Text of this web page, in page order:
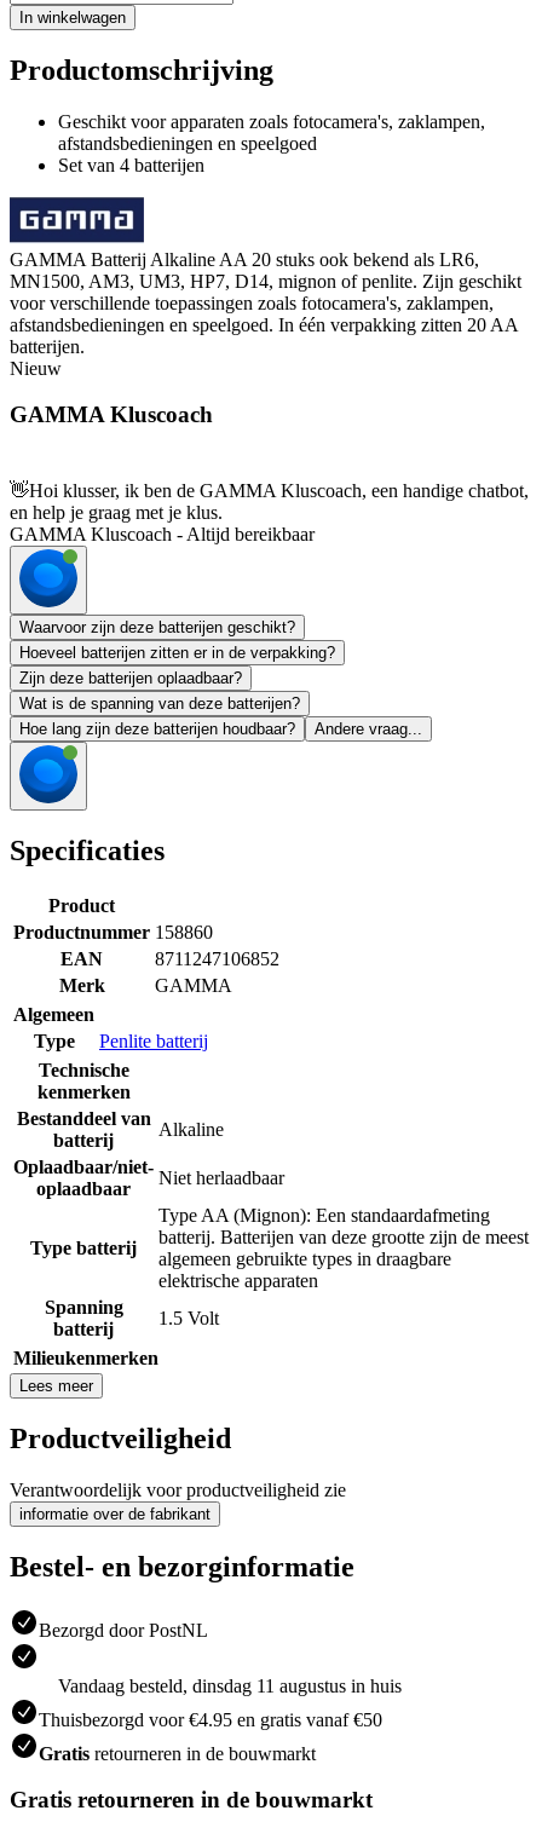
In winkelwagen
Productomschrijving
Geschikt voor apparaten zoals fotocamera's, zaklampen,
afstandsbedieningen en speelgoed
Set van 4 batterijen
GAMMA Batterij Alkaline AA 20 stuks ook bekend als LR6,
MN1500, AM3, UM3, HP7, D14, mignon of penlite. Zijn geschikt
voor verschillende toepassingen zoals fotocamera's, zaklampen,
afstandsbedieningen en speelgoed. In één verpakking zitten 20 AA
batterijen.
Nieuw
GAMMA Kluscoach
👋Hoi klusser, ik ben de GAMMA Kluscoach, een handige chatbot,
en help je graag met je klus.
GAMMA Kluscoach - Altijd bereikbaar
Waarvoor zijn deze batterijen geschikt?
Hoeveel batterijen zitten er in de verpakking?
Zijn deze batterijen oplaadbaar?
Wat is de spanning van deze batterijen?
Hoe lang zijn deze batterijen houdbaar?
Andere vraag...
Specificaties
Product
Productnummer 158860
EAN
8711247106852
Merk
GAMMA
Algemeen
Type
Penlite batterij
Technische
kenmerken
Bestanddeel van
batterij
Alkaline
Oplaadbaar/niet-
oplaadbaar
Niet herlaadbaar
Type batterij
Type AA (Mignon): Een standaardafmeting
batterij. Batterijen van deze grootte zijn de meest
algemeen gebruikte types in draagbare
elektrische apparaten
Spanning
batterij
1.5 Volt
Milieukenmerken
Lees meer
Productveiligheid
Verantwoordelijk voor productveiligheid zie
informatie over de fabrikant
Bestel- en bezorginformatie
Bezorgd door PostNL
Vandaag besteld, dinsdag 11 augustus in huis
Thuisbezorgd voor €4.95 en gratis vanaf €50
Gratis retourneren in de bouwmarkt
Gratis retourneren in de bouwmarkt